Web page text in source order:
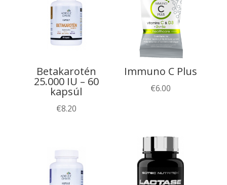
Betakarotén
25.000 IU – 60
kapsúl
€8.20
Immuno C Plus
€6.00